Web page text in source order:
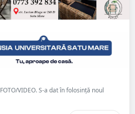
FOTO/VIDEO. S-a dat în folosință noul